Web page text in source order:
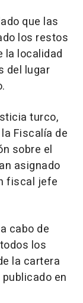
que las
los restos
la localidad
del lugar
turco,
Fiscalía de
sobre el
asignado
fiscal jefe
cabo de
los
la cartera
en